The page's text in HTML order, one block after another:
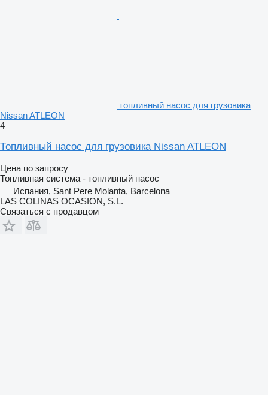
топливный насос для грузовика
Nissan ATLEON
4
Топливный насос для грузовика Nissan ATLEON
Цена по запросу
Топливная система - топливный насос
Испания, Sant Pere Molanta, Barcelona
LAS COLINAS OCASION, S.L.
Связаться с продавцом